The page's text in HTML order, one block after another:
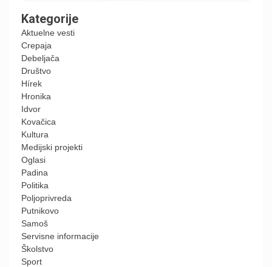
Kategorije
Aktuelne vesti
Crepaja
Debeljača
Društvo
Hírek
Hronika
Idvor
Kovačica
Kultura
Medijski projekti
Oglasi
Padina
Politika
Poljoprivreda
Putnikovo
Samoš
Servisne informacije
Školstvo
Sport